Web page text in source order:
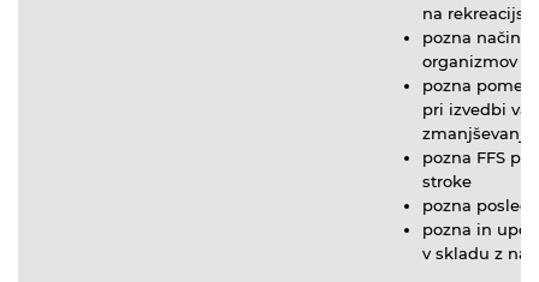
na
pozna načine
organizmov
pozna
pri izvedbi
pozna FFS
stroke
pozna
pozna in
v skladu z